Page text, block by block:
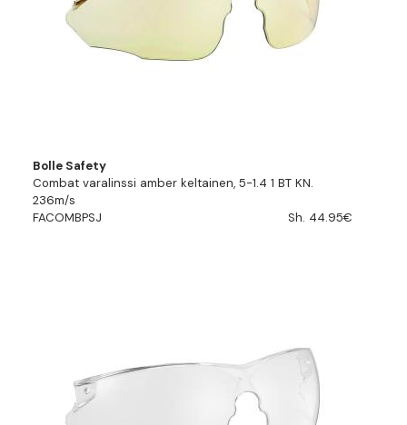
Bolle Safety
Combat varalinssi amber keltainen, 5-1.4 1 BT KN.
236m/s
FACOMBPSJ
Sh. 44.95€